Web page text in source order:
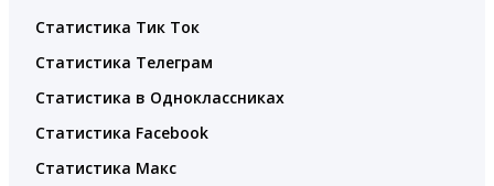
Статистика Тик Ток
Статистика Телеграм
Статистика в Одноклассниках
Статистика Facebook
Статистика Макс